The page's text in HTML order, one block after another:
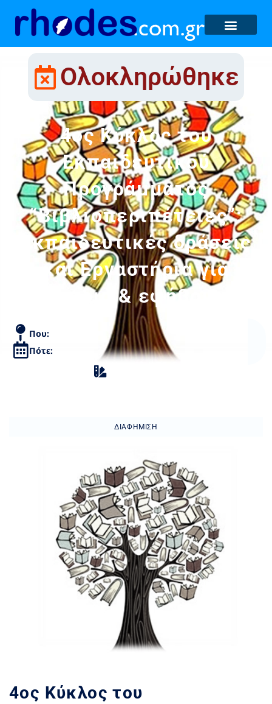
Ολοκληρώθηκε
4ος Κύκλος του
Εκπαιδευτικού
Προγράμματος
“Βιβλιοπεριπέτειες”:
Εκπαιδευτικές δράσεις
και Εργαστήρια για
παιδιά & εφήβους
Που:
Πότε:
ΔΙΑΦΉΜΙΣΗ
4ος Κύκλος του